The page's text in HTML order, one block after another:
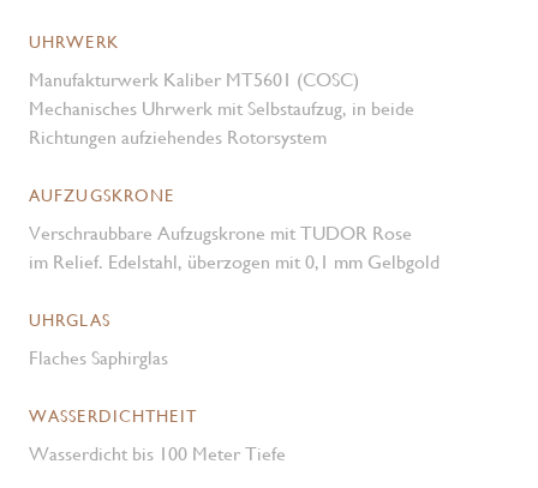
UHRWERK
Manufakturwerk Kaliber MT5601 (COSC)
Mechanisches Uhrwerk mit Selbstaufzug, in beide
Richtungen aufziehendes Rotorsystem
AUFZUGSKRONE
Verschraubbare Aufzugskrone mit TUDOR Rose
im Relief. Edelstahl, überzogen mit 0,1 mm Gelbgold
UHRGLAS
Flaches Saphirglas
WASSERDICHTHEIT
Wasserdicht bis 100 Meter Tiefe